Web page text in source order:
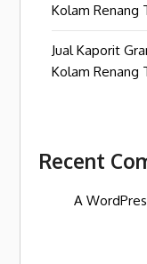
Kolam Renang
Jual Kaporit
Kolam Renang
Recent
A